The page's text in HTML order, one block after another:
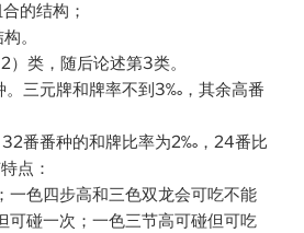
的结构；
。
）类，随后论述第3类。
。三元牌和牌率不到3‰，其余高番
番番种的和牌比率为2‰，24番比
点：
一色四步高和三色双龙会可吃不能
可碰一次；一色三节高可碰但可吃